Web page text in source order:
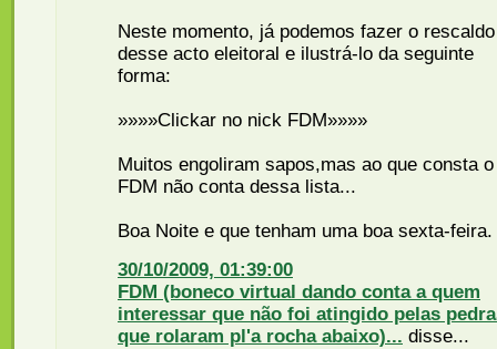
Neste momento, já podemos fazer o rescaldo
desse acto eleitoral e ilustrá-lo da seguinte
forma:
»»»»Clickar no nick FDM»»»»
Muitos engoliram sapos,mas ao que consta o
FDM não conta dessa lista...
Boa Noite e que tenham uma boa sexta-feira.
30/10/2009, 01:39:00
FDM (boneco virtual dando conta a quem
interessar que não foi atingido pelas
que rolaram pl'a rocha abaixo)... disse...